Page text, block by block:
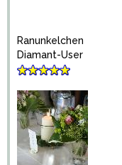
Ranunkelchen
Diamant-User